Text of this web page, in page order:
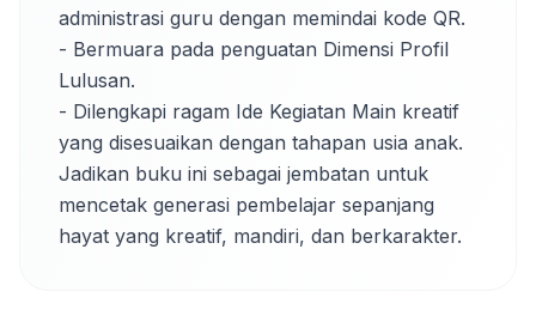
administrasi guru dengan memindai kode QR.
- Bermuara pada penguatan Dimensi Profil
Lulusan.
- Dilengkapi ragam Ide Kegiatan Main kreatif
yang disesuaikan dengan tahapan usia anak.
Jadikan buku ini sebagai jembatan untuk
mencetak generasi pembelajar sepanjang
hayat yang kreatif, mandiri, dan berkarakter.